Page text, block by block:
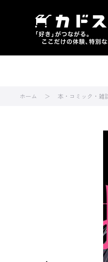
ホーム 本・コミック・雑